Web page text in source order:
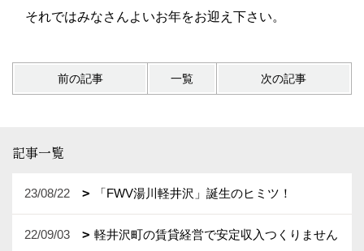
それではみなさんよいお年をお迎え下さい。
前の記事 一覧 次の記事
記事一覧
23/08/22 「FWV湯川軽井沢」誕生のヒミツ！
22/09/03
軽井沢町の賃貸経営で安定収入つくりません